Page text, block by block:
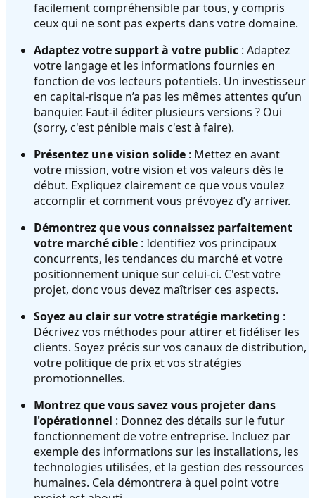
facilement compréhensible par tous, y compris
ceux qui ne sont pas experts dans votre domaine.
Adaptez votre support à votre public : Adaptez
votre langage et les informations fournies en
fonction de vos lecteurs potentiels. Un investisseur
en capital-risque n’a pas les mêmes attentes qu’un
banquier. Faut-il éditer plusieurs versions ? Oui
(sorry, c'est pénible mais c'est à faire).
Présentez une vision solide : Mettez en avant
votre mission, votre vision et vos valeurs dès le
début. Expliquez clairement ce que vous voulez
accomplir et comment vous prévoyez d’y arriver.
Démontrez que vous connaissez parfaitement
votre marché cible : Identifiez vos principaux
concurrents, les tendances du marché et votre
positionnement unique sur celui-ci. C'est votre
projet, donc vous devez maîtriser ces aspects.
Soyez au clair sur votre stratégie marketing :
Décrivez vos méthodes pour attirer et fidéliser les
clients. Soyez précis sur vos canaux de distribution,
votre politique de prix et vos stratégies
promotionnelles.
Montrez que vous savez vous projeter dans
l'opérationnel : Donnez des détails sur le futur
fonctionnement de votre entreprise. Incluez par
exemple des informations sur les installations, les
technologies utilisées, et la gestion des ressources
humaines. Cela démontrera à quel point votre